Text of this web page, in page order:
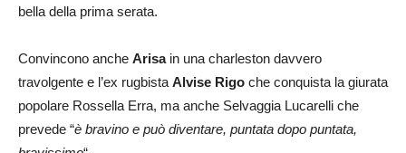
bella della prima serata.
Convincono anche Arisain una charleston davvero
travolgente e l’ex rugbista Alvise Rigo che conquista la giurata
popolare Rossella Erra, ma anche Selvaggia Lucarelli che
prevede “è bravino e può diventare, puntata dopo puntata,